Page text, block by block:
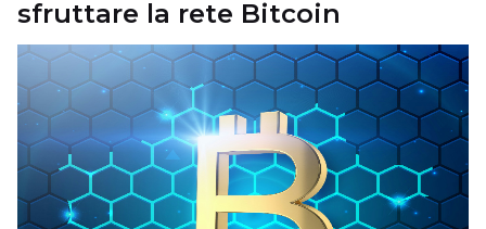
sfruttare la rete Bitcoin